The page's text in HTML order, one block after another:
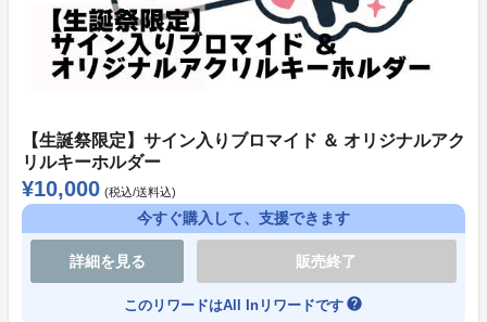
よくある質問
●プロジェクトについて
目標金額が達成できなかった場合は、プロジェクト内容
の実施、グッズの生産などリワードの提供は行われませ
ん。
あらかじめご了承ください。
その際の返金手続きなどにつきましては、ソレオスの規
約に基づきます。
【生誕祭限定】サイン入りブロマイド ＆ オリジナルアク
リルキーホルダー
¥10,000 (税込/送料込)
今すぐ購入して、支援できます
詳細を見る 販売終了
このリワードはAll Inリワードです help